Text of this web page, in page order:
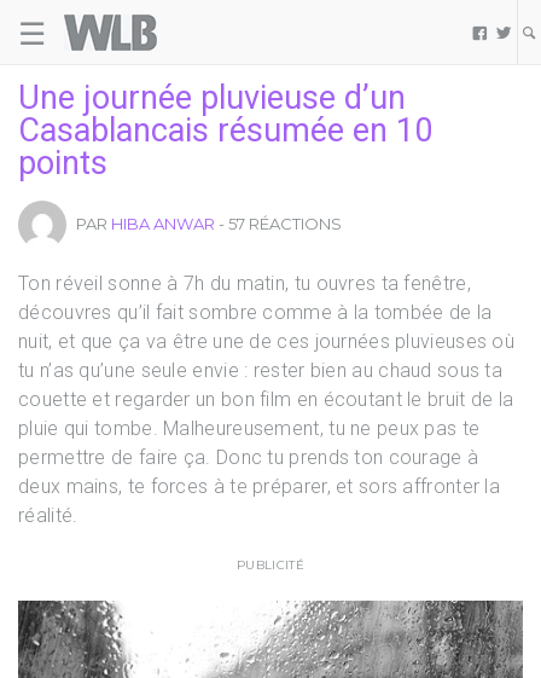
☰  
Une journée pluvieuse d’un
Casablancais résumée en 10
points
PAR HIBA ANWAR - 57 RÉACTIONS
Ton réveil sonne à 7h du matin, tu ouvres ta fenêtre,
découvres qu’il fait sombre comme à la tombée de la
nuit, et que ça va être une de ces journées pluvieuses où
tu n’as qu’une seule envie : rester bien au chaud sous ta
couette et regarder un bon film en écoutant le bruit de la
pluie qui tombe. Malheureusement, tu ne peux pas te
permettre de faire ça. Donc tu prends ton courage à
deux mains, te forces à te préparer, et sors affronter la
réalité.
PUBLICITÉ